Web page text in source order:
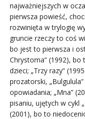
najważniejszych w
pierwsza powieść,
rozwinięta w trylogię
gruncie rzeczy to coś
bo jest to pierwsza i
Chrystoma” (1992),
dzieci; „Trzy razy”
prozatorski,
opowiadania; „Mna”
pisaniu, ujętych w cykl
(2001), bo to